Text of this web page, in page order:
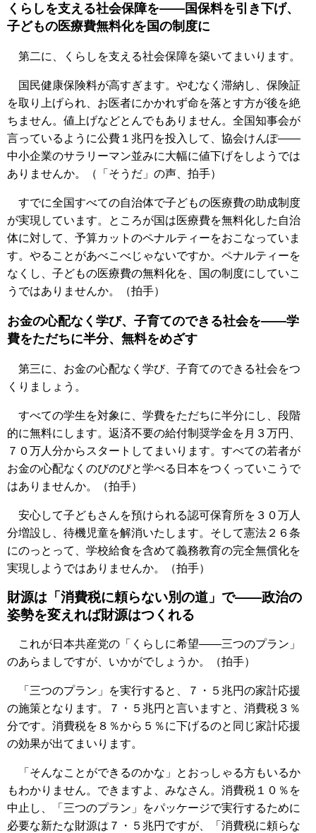
くらしを支える社会保障を――国保料を引き下げ、
子どもの医療費無料化を国の制度に
第二に、くらしを支える社会保障を築いてまいります。
国民健康保険料が高すぎます。やむなく滞納し、保険証
を取り上げられ、お医者にかかれず命を落とす方が後を絶
ちません。値上げなどとんでもありません。全国知事会が
言っているように公費１兆円を投入して、協会けんぽ――
中小企業のサラリーマン並みに大幅に値下げをしようでは
ありませんか。（「そうだ」の声、拍手）
すでに全国すべての自治体で子どもの医療費の助成制度
が実現しています。ところが国は医療費を無料化した自治
体に対して、予算カットのペナルティーをおこなっていま
す。やることがあべこべじゃないですか。ペナルティーを
なくし、子どもの医療費の無料化を、国の制度にしていこ
うではありませんか。（拍手）
お金の心配なく学び、子育てのできる社会を――学
費をただちに半分、無料をめざす
第三に、お金の心配なく学び、子育てのできる社会をつ
くりましょう。
すべての学生を対象に、学費をただちに半分にし、段階
的に無料にします。返済不要の給付制奨学金を月３万円、
７０万人分からスタートしてまいります。すべての若者が
お金の心配なくのびのびと学べる日本をつくっていこうで
はありませんか。（拍手）
安心して子どもさんを預けられる認可保育所を３０万人
分増設し、待機児童を解消いたします。そして憲法２６条
にのっとって、学校給食を含めて義務教育の完全無償化を
実現しようではありませんか。（拍手）
財源は「消費税に頼らない別の道」で――政治の
姿勢を変えれば財源はつくれる
これが日本共産党の「くらしに希望――三つのプラン」
のあらましですが、いかがでしょうか。（拍手）
「三つのプラン」を実行すると、７・５兆円の家計応援
の施策となります。７・５兆円と言いますと、消費税３％
分です。消費税を８％から５％に下げるのと同じ家計応援
の効果が出てまいります。
「そんなことができるのかな」とおっしゃる方もいるか
もわかりません。できますよ、みなさん。消費税１０％を
中止し、「三つのプラン」をパッケージで実行するために
必要な新たな財源は７・５兆円ですが、「消費税に頼らな